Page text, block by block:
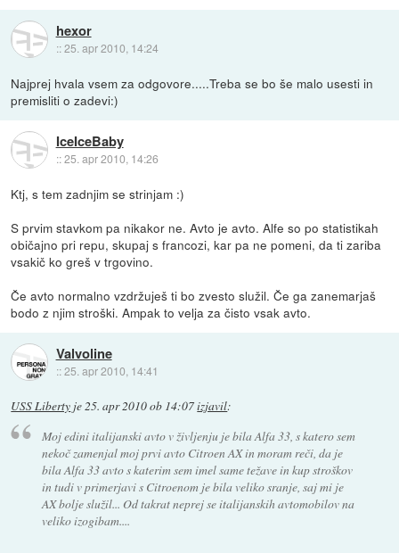
hexor
::25. apr 2010, 14:24
Najprej hvala vsem za odgovore.....Treba se bo še malo usesti in
premisliti o zadevi:)
IceIceBaby
::25. apr 2010, 14:26
Ktj, s tem zadnjim se strinjam :)
S prvim stavkom pa nikakor ne. Avto je avto. Alfe so po statistikah
običajno pri repu, skupaj s francozi, kar pa ne pomeni, da ti zariba
vsakič ko greš v trgovino.
Če avto normalno vzdržuješ ti bo zvesto služil. Če ga zanemarjaš
bodo z njim stroški. Ampak to velja za čisto vsak avto.
Valvoline
::25. apr 2010, 14:41
USS Liberty je25. apr 2010 ob 14:07izjavil:
Moj edini italijanski avto v življenju je bila Alfa 33, s katero sem
nekoč zamenjal moj prvi avto Citroen AX in moram reči, da je
bila Alfa 33 avto s katerim sem imel same težave in kup stroškov
in tudi v primerjavi s Citroenom je bila veliko sranje, saj mi je
AX bolje služil... Od takrat neprej se italijanskih avtomobilov na
veliko izogibam....